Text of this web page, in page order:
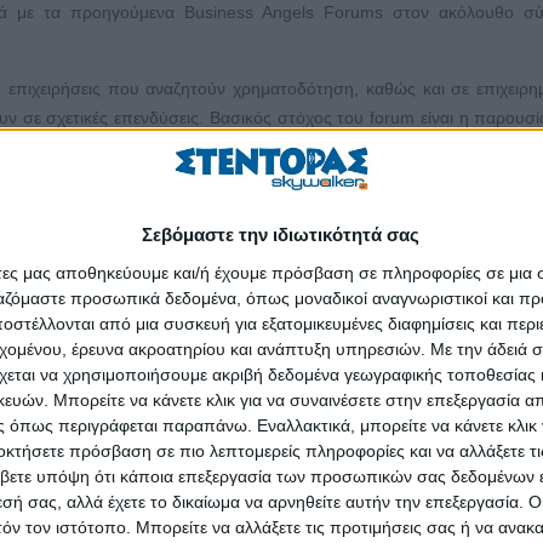
Σεβόμαστε την ιδιωτικότητά σας
μας αποθηκεύουμε και/ή έχουμε πρόσβαση σε πληροφορίες σε
προσωπικά δεδομένα, όπως μοναδικοί αναγνωριστικοί και
από μια συσκευή για εξατομικευμένες διαφημίσεις και
έρευνα ακροατηρίου και ανάπτυξη υπηρεσιών. Με την άδειά
να χρησιμοποιήσουμε ακριβή δεδομένα γεωγραφικής τοποθεσίας
Μπορείτε να κάνετε κλικ για να συναινέσετε στην επεξεργασία
περιγράφεται παραπάνω. Εναλλακτικά, μπορείτε να κάνετε κλικ
πρόσβαση σε πιο λεπτομερείς πληροφορίες και να αλλάξετε
υπόψη ότι κάποια επεξεργασία των προσωπικών σας δεδομένων
σας, αλλά έχετε το δικαίωμα να αρνηθείτε αυτήν την επεξεργασία.
τον ιστότοπο. Μπορείτε να αλλάξετε τις προτιμήσεις σας ή να
με τα προηγούμενα Business Angels Forums στον ακόλουθο
που αναζητούν χρηματοδότηση, καθώς και σε
σε σχετικές επενδύσεις. Βασικός στόχος του forum είναι η
για 8 λεπτά και κατόπιν απαντήσεις σε ερωτήσεις των
η οποία κυμαίνεται συνήθως από 20.000 € έως 500.000 €.
αγγέλους/επενδυτές θα λάβει χώρα ως ένα pitching
ολοκληρωμένων επιχειρηματικών προτάσεων που θα επιλεγούν
υποστήριξη πριν και μετά το forum, καθώς και
της κριτικής επιτροπής, που αποτελείται από εκπροσώπους
τόσο από επιχειρηματικούς αγγέλους του ADRION BAN
Jeremy Funds).
Business Angels Forum V καλούνται να υποβάλουν έως τις 15
σχεδίου (ppt) έως 15 διαφανειών, τα financials (Excel) και ένα
αποστολή των απαιτούμενων αρχείων θα γίνει στη
συμμετεχόντων θα πραγματοποιηθεί στις 20 Απριλίου 2018.